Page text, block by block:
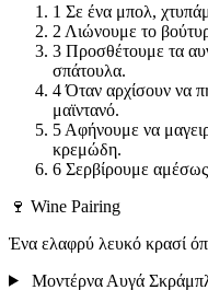
1 Σε ένα μπολ,
2 Λιώνουμε το
3 Προσθέτουμε τα
σπάτουλα.
4 Όταν αρχίσουν να
μαϊντανό.
5 Αφήνουμε να
κρεμώδη.
6 Σερβίρουμε
🍷 Wine Pairing
Ένα ελαφρύ λευκό κρασί
Μοντέρνα Αυγά